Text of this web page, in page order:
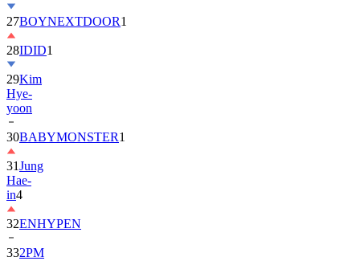
27BOYNEXTDOOR1
28IDID1
29Kim
Hye-
yoon
30BABYMONSTER1
31Jung
Hae-
in4
32ENHYPEN
332PM